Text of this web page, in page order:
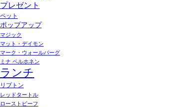
プレゼント
ペット
ポップアップ
マジック
マット・デイモン
マーク・ウォールバーグ
ミナ ペルホネン
ランチ
リプトン
レッドタートル
ローストビーフ